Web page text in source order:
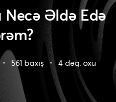
Necə Əldə Edə
561 baxış 4 dəq. oxu